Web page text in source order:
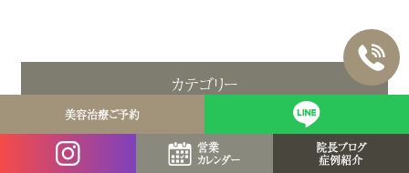
美容治療ご予約
営業
カレンダー
院長ブログ
症例紹介
カテゴリー
お知らせ